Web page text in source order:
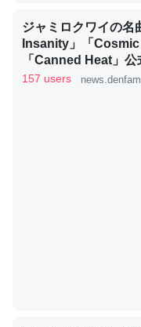
いのか」に関する新仮説
これを元に考えると
類は苦労してるんだ
─ニュース :: 【研究発表
ウチもEchoを実家に
ジャミロクワイの名
Insanity」「Cosmic
「Canned Heat」
きMVがいきなり公
157 users